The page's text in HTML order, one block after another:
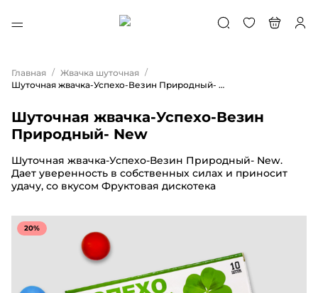
Главная / Жвачка шуточная /
Шуточная жвачка-Успехо-Везин Природный- New
Шуточная жвачка-Успехо-Везин
Природный- New
Шуточная жвачка-Успехо-Везин Природный- New.
Дает уверенность в собственных силах и приносит
удачу, со вкусом Фруктовая дискотека
20%